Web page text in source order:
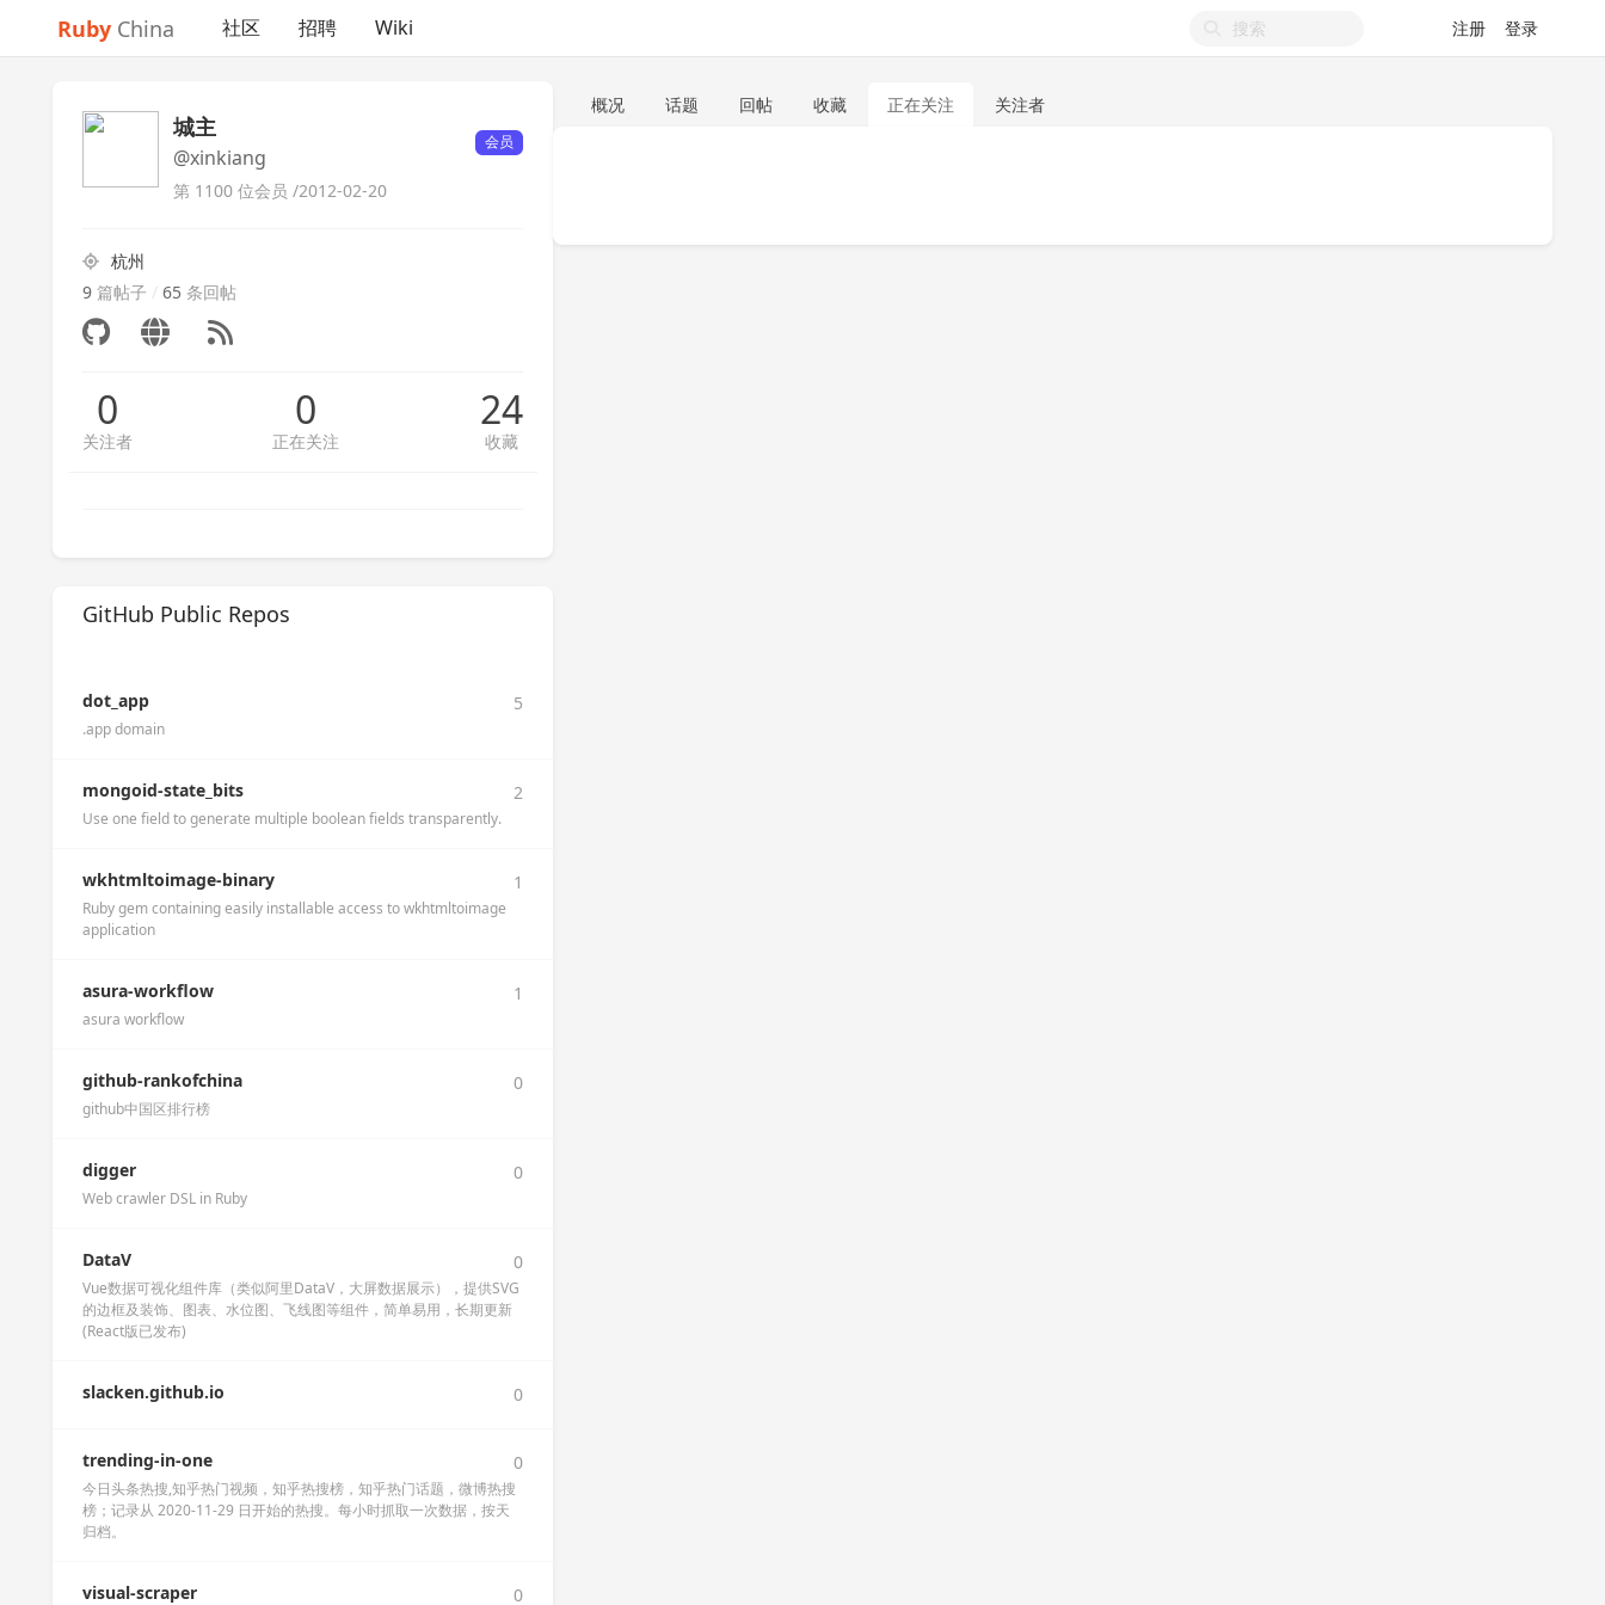
Ruby China 社区 招聘 Wiki 注册 登录
城主
@xinkiang
会员
第 1100 位会员 /2012-02-20
杭州
9 篇帖子 / 65 条回帖
0
关注者
0
正在关注
24
收藏
GitHub Public Repos
dot_app 5
.app domain
mongoid-state_bits 2
Use one field to generate multiple boolean fields transparently.
wkhtmltoimage-binary 1
Ruby gem containing easily installable access to wkhtmltoimage
application
asura-workflow 1
asura workflow
github-rankofchina 0
github中国区排行榜
digger 0
Web crawler DSL in Ruby
DataV 0
Vue数据可视化组件库（类似阿里DataV，大屏数据展示），提供SVG
的边框及装饰、图表、水位图、飞线图等组件，简单易用，长期更新
(React版已发布)
slacken.github.io 0
trending-in-one 0
今日头条热搜,知乎热门视频，知乎热搜榜，知乎热门话题，微博热搜
榜；记录从 2020-11-29 日开始的热搜。每小时抓取一次数据，按天
归档。
visual-scraper 0
概况 话题 回帖 收藏 正在关注 关注者